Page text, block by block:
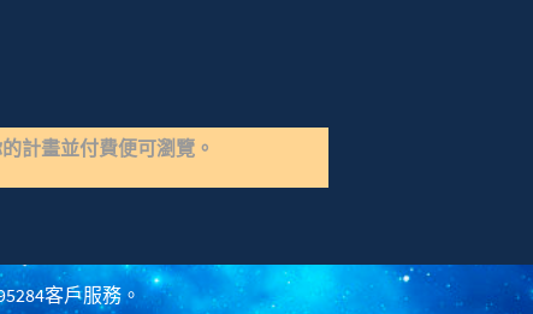
計畫並付費便可瀏覽。
客戶服務。